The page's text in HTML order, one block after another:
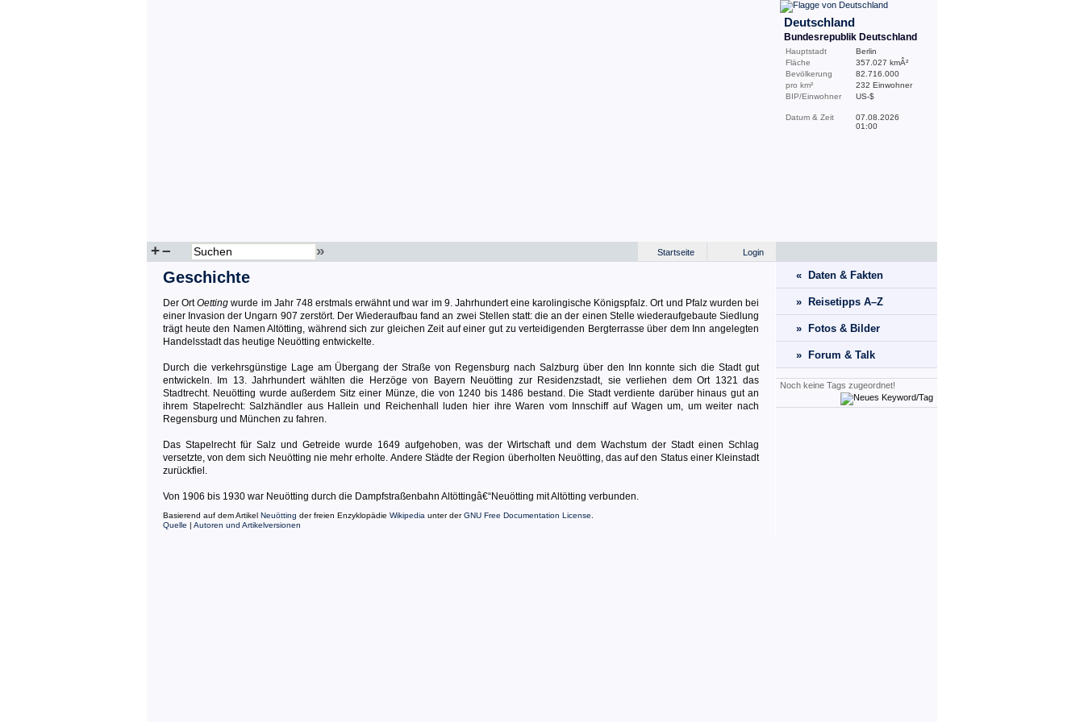
Deutschland
Bundesrepublik Deutschland
Hauptstadt
Berlin
Fläche
357.027 kmÂ²
Bevölkerung
82.716.000
pro km²
232 Einwohner
BIP/Einwohner
US-$
Datum & Zeit
07.08.2026
01:00
+– » Login
Startseite
Geschichte
Der OrtOetting wurde im Jahr 748 erstmals erwähnt und war im 9. Jahrhundert eine karolingische Königspfalz. Ort und Pfalz wurden bei
einer Invasion der Ungarn 907 zerstört. Der Wiederaufbau fand an zwei Stellen statt: die an der einen Stelle wiederaufgebaute Siedlung
trägt heute den Namen Altötting, während sich zur gleichen Zeit auf einer gut zu verteidigenden Bergterrasse über dem Inn angelegten
Handelsstadt das heutige Neuötting entwickelte.
Durch die verkehrsgünstige Lage am Übergang der Straße von Regensburg nach Salzburg über den Inn konnte sich die Stadt gut
entwickeln. Im 13. Jahrhundert wählten die Herzöge von Bayern Neuötting zur Residenzstadt, sie verliehen dem Ort 1321 das
Stadtrecht. Neuötting wurde außerdem Sitz einer Münze, die von 1240 bis 1486 bestand. Die Stadt verdiente darüber hinaus gut an
ihrem Stapelrecht: Salzhändler aus Hallein und Reichenhall luden hier ihre Waren vom Innschiff auf Wagen um, um weiter nach
Regensburg und München zu fahren.
Das Stapelrecht für Salz und Getreide wurde 1649 aufgehoben, was der Wirtschaft und dem Wachstum der Stadt einen Schlag
versetzte, von dem sich Neuötting nie mehr erholte. Andere Städte der Region überholten Neuötting, das auf den Status einer Kleinstadt
zurückfiel.
Von 1906 bis 1930 war Neuötting durch die Dampfstraßenbahn Altöttingâ€“Neuötting mit Altötting verbunden.
Basierend auf dem Artikel Neuötting der freien Enzyklopädie Wikipedia unter derGNU Free Documentation License
Quelle | Autoren und Artikelversionen
« Daten & Fakten
» Reisetipps A–Z
» Fotos & Bilder
» Forum & Talk
Noch keine Tags zugeordnet!